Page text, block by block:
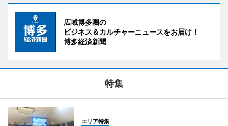
広域博多圏の
ビジネス＆カルチャーニュースをお届け！
博多経済新聞
特集
エリア特集